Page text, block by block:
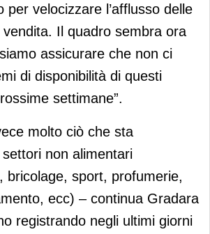
per velocizzare l’afflusso delle
Il quadro sembra ora
assicurare che non ci
di disponibilità di questi
settimane”.
molto ciò che sta
non alimentari
bricolage, sport, profumerie,
ecc) – continua Gradara
registrando negli ultimi giorni